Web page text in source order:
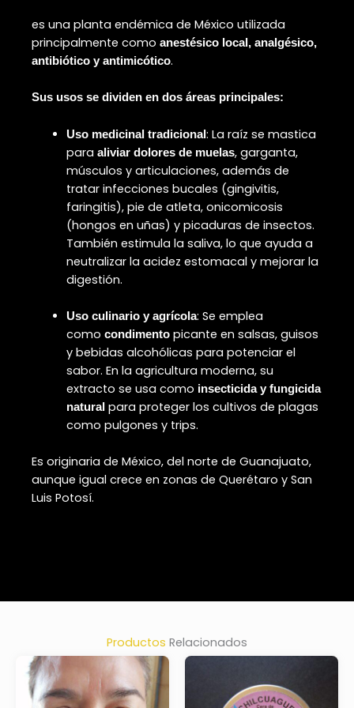
es una planta endémica de México utilizada
principalmente como anestésico local, analgésico,
antibiótico y antimicótico.
Sus usos se dividen en dos áreas principales:
Uso medicinal tradicional: La raíz se mastica
para aliviar dolores de muelas, garganta,
músculos y articulaciones, además de
tratar infecciones bucales (gingivitis,
faringitis), pie de atleta, onicomicosis
(hongos en uñas) y picaduras de insectos.
También estimula la saliva, lo que ayuda a
neutralizar la acidez estomacal y mejorar la
digestión.
Uso culinario y agrícola: Se emplea
como condimentopicante en salsas, guisos
y bebidas alcohólicas para potenciar el
sabor. En la agricultura moderna, su
extracto se usa como insecticida y fungicida
naturalpara proteger los cultivos de plagas
como pulgones y trips.
Es originaria de México, del norte de Guanajuato,
aunque igual crece en zonas de Querétaro y San
Luis Potosí.
Productos Relacionados